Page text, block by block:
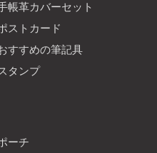
帳革カバーセット
ストカード
すすめの筆記具
タンプ
ーチ